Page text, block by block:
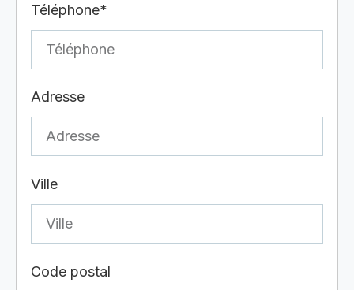
Téléphone*
Adresse
Ville
Code postal